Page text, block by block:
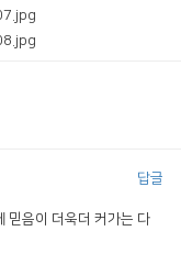
믿음이 더욱더 커가는 다
답글